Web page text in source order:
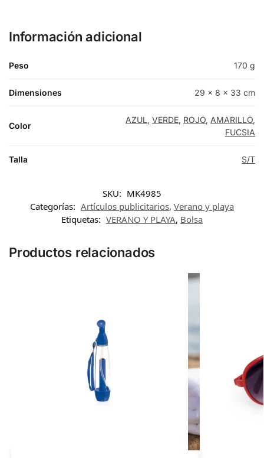
Información adicional
Peso 170 g
Dimensiones 29 × 8 × 33 cm
Color
AZUL, VERDE, ROJO, AMARILLO,
FUCSIA
Talla S/T
SKU: MK4985
Categorías: Artículos publicitarios, Verano y playa
Etiquetas: VERANO Y PLAYA, Bolsa
Productos relacionados